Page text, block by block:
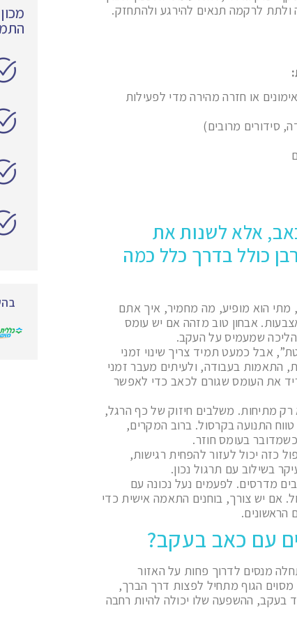
לרקמה תנאים להירגע ולהתחזק.
או חזרה מהירה מדי לפעילות
סידורים מרובים)
אלא לשנות את
כולל בדרך כלל כמה
מתי הוא מופיע, מה מחמיר, איך אתם
אבחון טוב מזהה אם יש עומס
הליכה שמעמיס על העקב.
אבל כמעט תמיד צריך שינוי זמני
התאמות בעבודה, ולעיתים מעבר זמני
את העומס שגורם לכאב כדי לאפשר
מתיחות. משלבים חיזוק של כף הרגל,
התנועה בקרסול. ברוב המקרים,
בעומס חוזר.
כזה יכול לעזור להפחית רגישות,
בשילוב עם תרגול נכון.
מדרסים. לפעמים נעל נכונה עם
אם יש צורך, בוחנים התאמה אישית כדי
עם כאב בעקב?
מנסים לדרוך פחות על האזור
הגוף מתחיל לפצות דרך הברך,
בעקב, ההשפעה שלו יכולה להיות רחבה